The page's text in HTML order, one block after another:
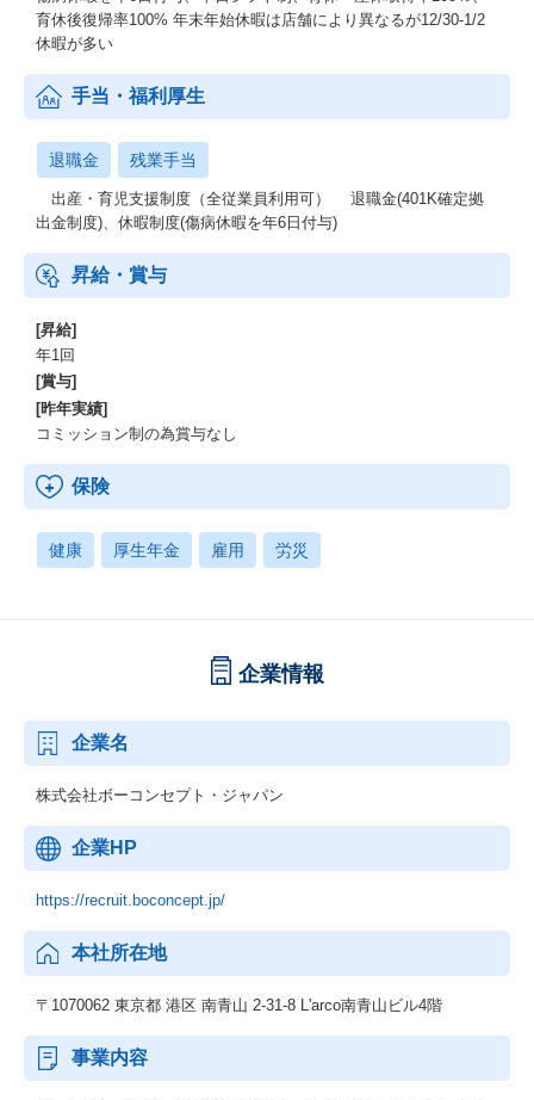
育休後復帰率100% 年末年始休暇は店舗により異なるが12/30-1/2
休暇が多い
手当・福利厚生
退職金 残業手当
出産・育児支援制度（全従業員利用可） 退職金(401K確定拠
出金制度)、休暇制度(傷病休暇を年6日付与)
昇給・賞与
[昇給]
年1回
[賞与]
[昨年実績]
コミッション制の為賞与なし
保険
健康 厚生年金 雇用 労災
企業情報
企業名
株式会社ボーコンセプト・ジャパン
企業HP
https://recruit.boconcept.jp/
本社所在地
〒1070062 東京都 港区 南青山 2-31-8 L'arco南青山ビル4階
事業内容